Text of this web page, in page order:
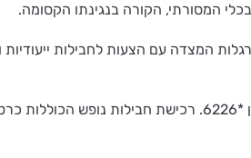
המסורתי, הקורה בנגינתו הקסומה.
*5758